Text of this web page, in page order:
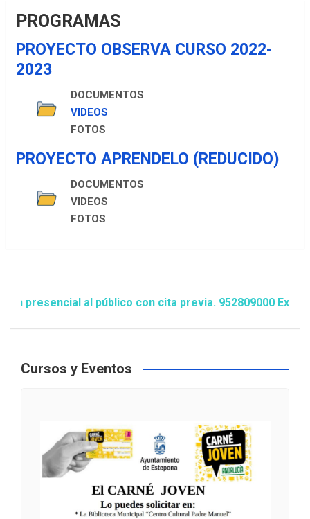
PROGRAMAS
PROYECTO OBSERVA CURSO 2022-
2023
DOCUMENTOS
VIDEOS
FOTOS
PROYECTO APRENDELO (REDUCIDO)
DOCUMENTOS
VIDEOS
FOTOS
presencial al público con cita previa. 952809000
Cursos y Eventos